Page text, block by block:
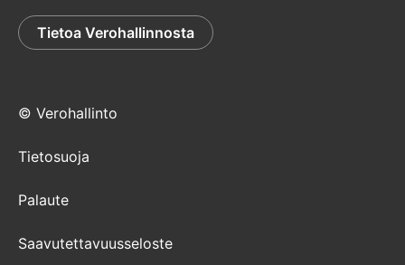
Tietoa Verohallinnosta
© Verohallinto
Tietosuoja
Palaute
Saavutettavuusseloste